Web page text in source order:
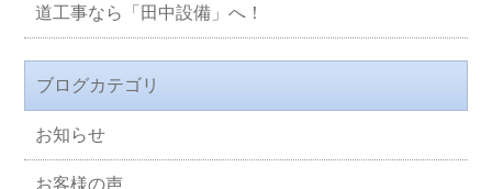
道工事なら「田中設備」へ！
ブログカテゴリ
お知らせ
お客様の声